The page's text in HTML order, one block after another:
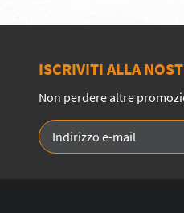
ISCRIVITI ALLA
Non perdere altre